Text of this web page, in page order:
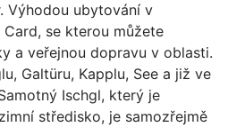
Výhodou ubytování v
se kterou můžete
a veřejnou dopravu v oblasti.
Galtüru, Kapplu, See a již ve
Ischgl, který je
středisko, je samozřejmě